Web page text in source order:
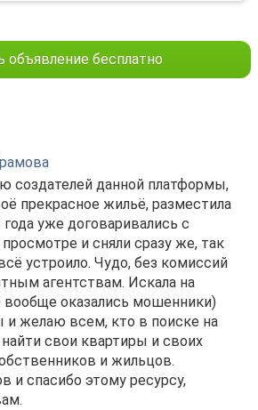
объявление бесплатно
создателей данной платформы,
прекрасное жильё, разместила
года уже договаривались с
и сняли сразу же, так
устроило. Чудо, без комиссий
агентствам. Искала на
оказались мошенники)
и желаю всем, кто в поиске на
свои квартиры и своих
и жильцов.
и спасибо этому ресурсу,